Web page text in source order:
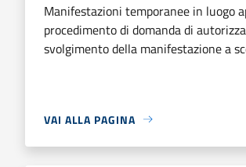
Manifestazioni temporanee in luogo
procedimento di domanda di
svolgimento della manifestazione a
VAI ALLA PAGINA